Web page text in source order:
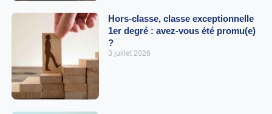
Hors-classe, classe exceptionnelle
1er degré : avez-vous été promu(e)
?
3 juillet 2026